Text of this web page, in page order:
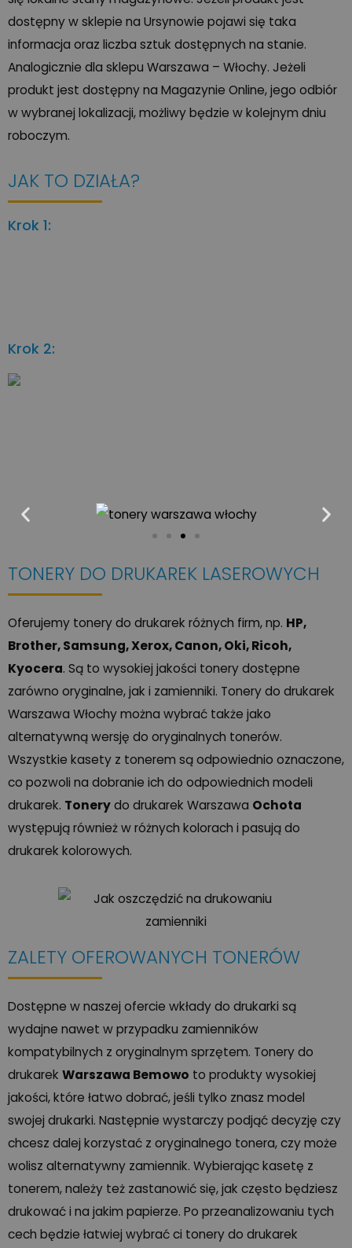
dostępny w sklepie na Ursynowie pojawi się taka
informacja oraz liczba sztuk dostępnych na stanie.
Analogicznie dla sklepu Warszawa – Włochy. Jeżeli
produkt jest dostępny na Magazynie Online, jego odbiór
w wybranej lokalizacji, możliwy będzie w kolejnym dniu
roboczym.
JAK TO DZIAŁA?
Krok 1:
Krok 2:
TONERY DO DRUKAREK LASEROWYCH
Oferujemy tonery do drukarek różnych firm, np. HP,
Brother, Samsung, Xerox, Canon, Oki, Ricoh,
Kyocera. Są to wysokiej jakości tonery dostępne
zarówno oryginalne, jak i zamienniki. Tonery do drukarek
Warszawa Włochy można wybrać także jako
alternatywną wersję do oryginalnych tonerów.
Wszystkie kasety z tonerem są odpowiednio oznaczone,
co pozwoli na dobranie ich do odpowiednich modeli
drukarek. Tonerydo drukarek Warszawa Ochota
występują również w różnych kolorach i pasują do
drukarek kolorowych.
ZALETY OFEROWANYCH TONERÓW
Dostępne w naszej ofercie wkłady do drukarki są
wydajne nawet w przypadku zamienników
kompatybilnych z oryginalnym sprzętem. Tonery do
drukarek Warszawa Bemowo to produkty wysokiej
jakości, które łatwo dobrać, jeśli tylko znasz model
swojej drukarki. Następnie wystarczy podjąć decyzję czy
chcesz dalej korzystać z oryginalnego tonera, czy może
wolisz alternatywny zamiennik. Wybierając kasetę z
tonerem, należy też zastanowić się, jak często będziesz
drukować i na jakim papierze. Po przeanalizowaniu tych
cech będzie łatwiej wybrać ci tonery do drukarek